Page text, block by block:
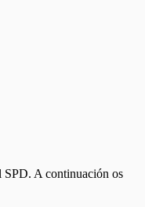
SPD. A continuación os